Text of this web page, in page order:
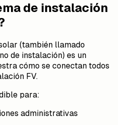
de instalación
(también llamado
de instalación) es un
cómo se conectan todos
FV.
para:
administrativas